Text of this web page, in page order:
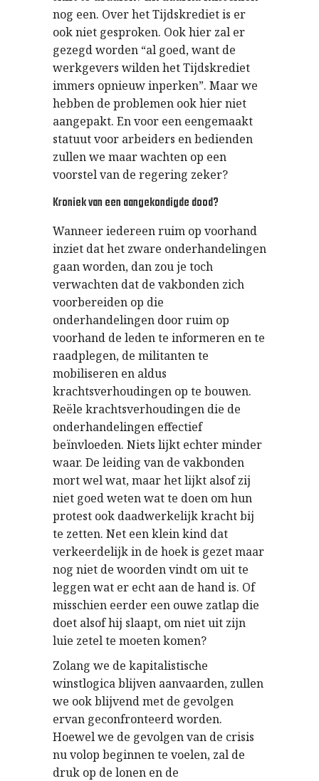
nog een. Over het Tijdskrediet is er
ook niet gesproken. Ook hier zal er
gezegd worden “al goed, want de
werkgevers wilden het Tijdskrediet
immers opnieuw inperken”. Maar we
hebben de problemen ook hier niet
aangepakt. En voor een eengemaakt
statuut voor arbeiders en bedienden
zullen we maar wachten op een
voorstel van de regering zeker?
Kroniek van een aangekondigde dood?
Wanneer iedereen ruim op voorhand
inziet dat het zware onderhandelingen
gaan worden, dan zou je toch
verwachten dat de vakbonden zich
voorbereiden op die
onderhandelingen door ruim op
voorhand de leden te informeren en te
raadplegen, de militanten te
mobiliseren en aldus
krachtsverhoudingen op te bouwen.
Reële krachtsverhoudingen die de
onderhandelingen effectief
beïnvloeden. Niets lijkt echter minder
waar. De leiding van de vakbonden
mort wel wat, maar het lijkt alsof zij
niet goed weten wat te doen om hun
protest ook daadwerkelijk kracht bij
te zetten. Net een klein kind dat
verkeerdelijk in de hoek is gezet maar
nog niet de woorden vindt om uit te
leggen wat er echt aan de hand is. Of
misschien eerder een ouwe zatlap die
doet alsof hij slaapt, om niet uit zijn
luie zetel te moeten komen?
Zolang we de kapitalistische
winstlogica blijven aanvaarden, zullen
we ook blijvend met de gevolgen
ervan geconfronteerd worden.
Hoewel we de gevolgen van de crisis
nu volop beginnen te voelen, zal de
druk op de lonen en de